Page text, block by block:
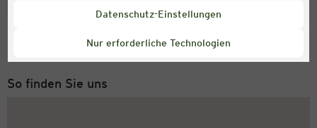
Datenschutz-Einstellungen
Nur erforderliche Technologien
Service Hotline
Montag bis Freitag 8-18 Uhr
So finden Sie uns